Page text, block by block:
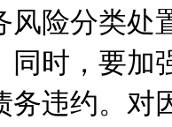
风险分类
同时，要加
务违约。对